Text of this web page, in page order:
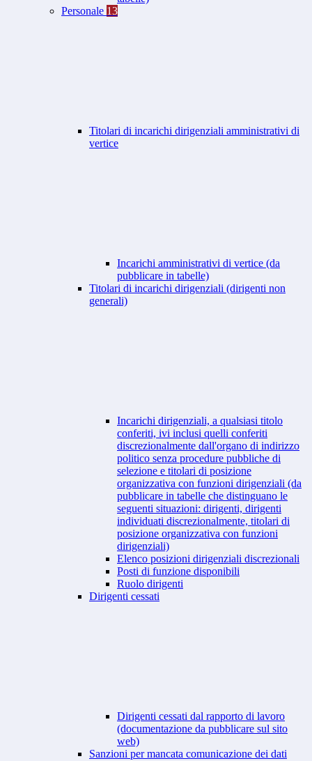
Personale 13
Titolari di incarichi dirigenziali amministrativi di
vertice
Incarichi amministrativi di vertice (da
pubblicare in tabelle)
Titolari di incarichi dirigenziali (dirigenti non
generali)
Incarichi dirigenziali, a qualsiasi titolo
conferiti, ivi inclusi quelli conferiti
discrezionalmente dall'organo di indirizzo
politico senza procedure pubbliche di
selezione e titolari di posizione
organizzativa con funzioni dirigenziali (da
pubblicare in tabelle che distinguano le
seguenti situazioni: dirigenti, dirigenti
individuati discrezionalmente, titolari di
posizione organizzativa con funzioni
dirigenziali)
Elenco posizioni dirigenziali discrezionali
Posti di funzione disponibili
Ruolo dirigenti
Dirigenti cessati
Dirigenti cessati dal rapporto di lavoro
(documentazione da pubblicare sul sito
web)
Sanzioni per mancata comunicazione dei dati